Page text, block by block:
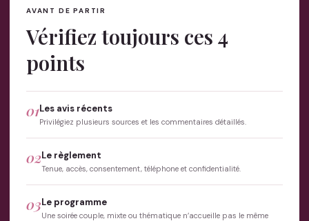
AVANT DE PARTIR
Vérifiez toujours ces 4
points
01Les avis récents
Privilégiez plusieurs sources et les commentaires détaillés.
02Le règlement
Tenue, accès, consentement, téléphone et confidentialité.
03Le programme
Une soirée couple, mixte ou thématique n’accueille pas le même